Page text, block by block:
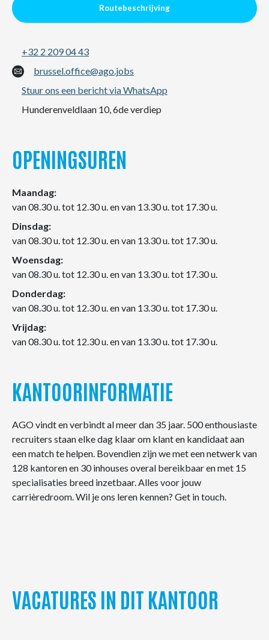
Routebeschrijving
+32 2 209 04 43
brussel.office@ago.jobs
Stuur ons een bericht via WhatsApp
Hunderenveldlaan 10, 6de verdiep
OPENINGSUREN
Maandag:
van 08.30 u. tot 12.30 u. en van 13.30 u. tot 17.30 u.
Dinsdag:
van 08.30 u. tot 12.30 u. en van 13.30 u. tot 17.30 u.
Woensdag:
van 08.30 u. tot 12.30 u. en van 13.30 u. tot 17.30 u.
Donderdag:
van 08.30 u. tot 12.30 u. en van 13.30 u. tot 17.30 u.
Vrijdag:
van 08.30 u. tot 12.30 u. en van 13.30 u. tot 17.30 u.
KANTOORINFORMATIE
AGO vindt en verbindt al meer dan 35 jaar. 500 enthousiaste
recruiters staan elke dag klaar om klant en kandidaat aan
een match te helpen. Bovendien zijn we met een netwerk van
128 kantoren en 30 inhouses overal bereikbaar en met 15
specialisaties breed inzetbaar. Alles voor jouw
carrièredroom. Wil je ons leren kennen? Get in touch.
VACATURES IN DIT KANTOOR